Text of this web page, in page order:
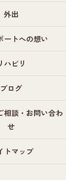
外出
ートへの想い
ハビリ
ブログ
相談・お問い合わ
せ
トマップ